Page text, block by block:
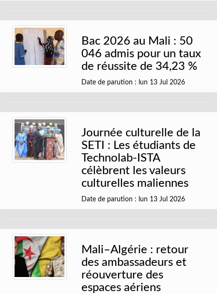
Bac 2026 au Mali : 50
046 admis pour un taux
de réussite de 34,23 %
Date de parution : lun 13 Jul 2026
Journée culturelle de la
SETI : Les étudiants de
Technolab-ISTA
célèbrent les valeurs
culturelles maliennes
Date de parution : lun 13 Jul 2026
Mali–Algérie : retour
des ambassadeurs et
réouverture des
espaces aériens